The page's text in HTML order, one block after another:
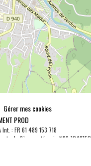
Gérer mes cookies
PROD
: FR 61 489 153 718
3ème catégorie N°3-1048152